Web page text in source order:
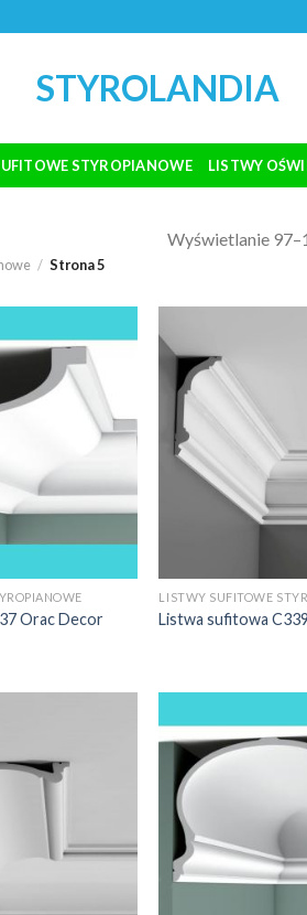
STYROLANDIA
STYROPIANOWE LISTWY
/ Strona 5
Wyświetlanie
Orac Decor
LISTWY SUFITOWE
Listwa sufitowa